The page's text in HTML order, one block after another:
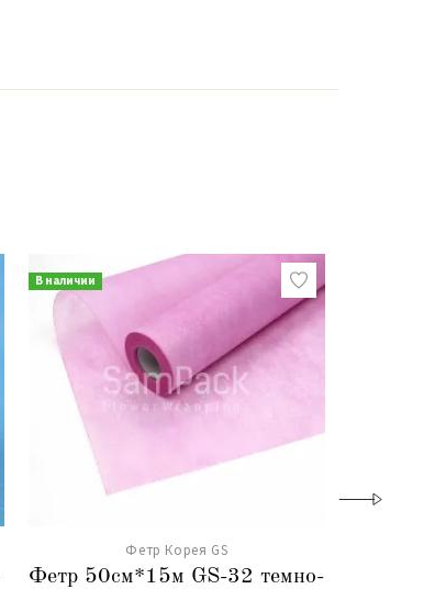
В наличии
Фетр Корея GS
Фетр 50см*15м GS-32 темно-